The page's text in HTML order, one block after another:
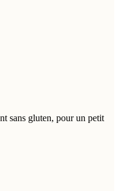
sans gluten, pour un petit